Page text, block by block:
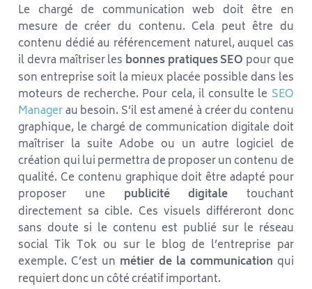
Le chargé de communication web doit être en
mesure de créer du contenu. Cela peut être du
contenu dédié au référencement naturel, auquel cas
il devra maîtriser les bonnes pratiques SEO pour que
son entreprise soit la mieux placée possible dans les
moteurs de recherche. Pour cela, il consulte le SEO
Managerau besoin. S’il est amené à créer du contenu
graphique, le chargé de communication digitale doit
maîtriser la suite Adobe ou un autre logiciel de
création qui lui permettra de proposer un contenu de
qualité. Ce contenu graphique doit être adapté pour
proposer une publicité digitale touchant
directement sa cible. Ces visuels différeront donc
sans doute si le contenu est publié sur le réseau
social Tik Tok ou sur le blog de l’entreprise par
exemple. C’est un métier de la communication qui
requiert donc un côté créatif important.